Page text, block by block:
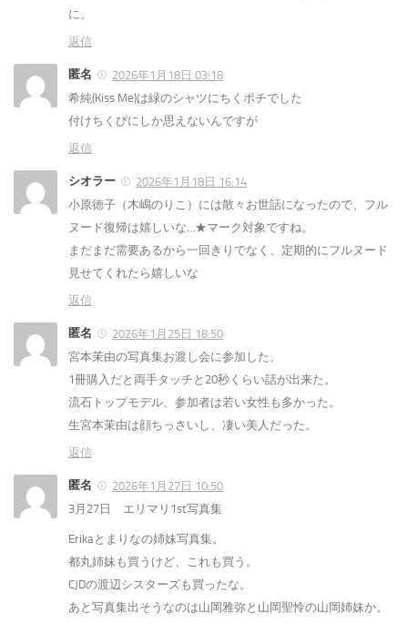
に。
返信
匿名
2026年1月18日 03:18
希純(Kiss Me)は緑のシャツにちくポチでした
付けちくびにしか思えないんですが
返信
シオラー
2026年1月18日 16:14
小原徳子（木嶋のりこ）には散々お世話になったので、フル
ヌード復帰は嬉しいな…★マーク対象ですね。
まだまだ需要あるから一回きりでなく、定期的にフルヌード
見せてくれたら嬉しいな
返信
匿名
2026年1月25日 18:50
宮本茉由の写真集お渡し会に参加した。
1冊購入だと両手タッチと20秒くらい話が出来た。
流石トップモデル、参加者は若い女性も多かった。
生宮本茉由は顔ちっさいし、凄い美人だった。
返信
匿名
2026年1月27日 10:50
3月27日 エリマリ1st写真集
Erikaとまりなの姉妹写真集。
都丸姉妹も買うけど、これも買う。
CJDの渡辺シスターズも買ったな。
あと写真集出そうなのは山岡雅弥と山岡聖怜の山岡姉妹か。